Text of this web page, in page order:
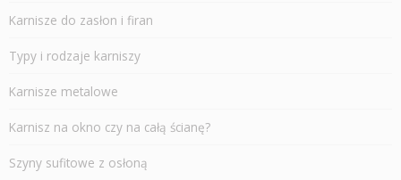
Karnisze do zasłon i firan
Typy i rodzaje karniszy
Karnisze metalowe
Karnisz na okno czy na całą ścianę?
Szyny sufitowe z osłoną